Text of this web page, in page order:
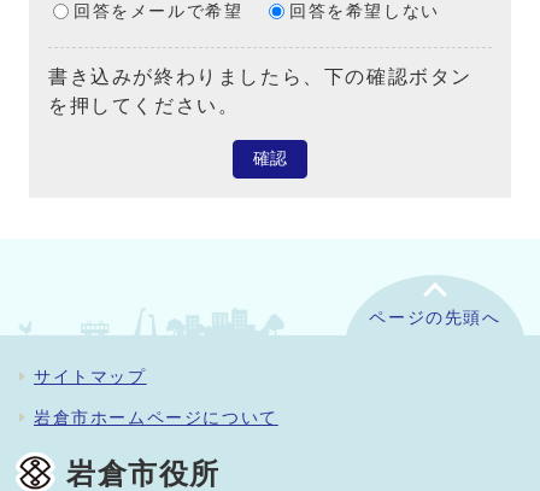
回答をメールで希望 回答を希望しない
書き込みが終わりましたら、下の確認ボタン
を押してください。
確認
ページの先頭へ
サイトマップ
岩倉市ホームページについて
岩倉市役所